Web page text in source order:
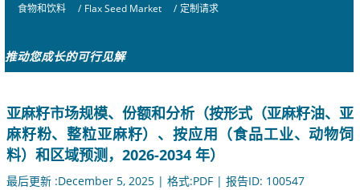
食物和饮料 / Flax Seed Market / 定制请求
推动您成长的可行见解
亚麻籽市场规模、份额和分析（按形式（亚麻籽油、亚
麻籽粉、整粒亚麻籽）、按应用（食品工业、动物饲
料）和区域预测，2026-2034 年）
最后更新 :December 5, 2025 | 格式:PDF | 报告ID: 100547